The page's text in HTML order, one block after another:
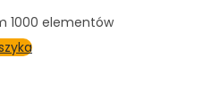
1000 elementów